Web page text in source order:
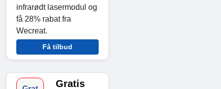
infrarødt lasermodul og
få 28% rabat fra
Wecreat.
Få tilbud
Gratis